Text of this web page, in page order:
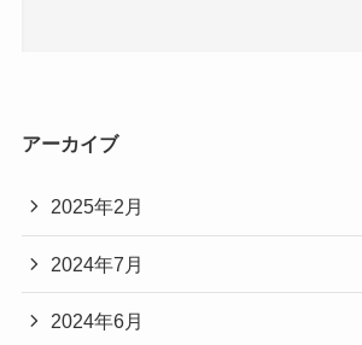
アーカイブ
2025年2月
2024年7月
2024年6月